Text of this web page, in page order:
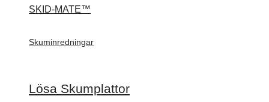
SKID-MATE™
Skuminredningar
Lösa Skumplattor